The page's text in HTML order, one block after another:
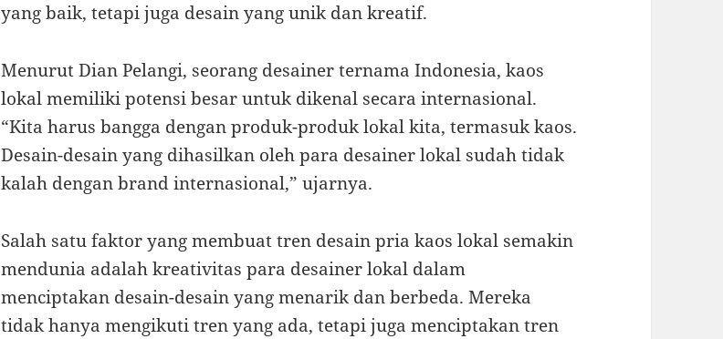
yang baik, tetapi juga desain yang unik dan kreatif.
Menurut Dian Pelangi, seorang desainer ternama Indonesia, kaos
lokal memiliki potensi besar untuk dikenal secara internasional.
“Kita harus bangga dengan produk-produk lokal kita, termasuk kaos.
Desain-desain yang dihasilkan oleh para desainer lokal sudah tidak
kalah dengan brand internasional,” ujarnya.
Salah satu faktor yang membuat tren desain pria kaos lokal semakin
mendunia adalah kreativitas para desainer lokal dalam
menciptakan desain-desain yang menarik dan berbeda. Mereka
tidak hanya mengikuti tren yang ada, tetapi juga menciptakan tren